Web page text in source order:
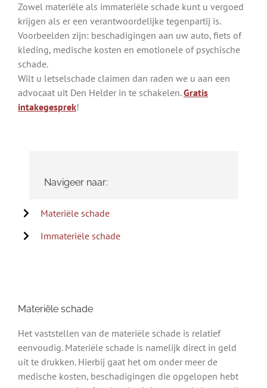
Zowel materiële als immateriële schade kunt u vergoed
krijgen als er een verantwoordelijke tegenpartij is.
Voorbeelden zijn: beschadigingen aan uw auto, fiets of
kleding, medische kosten en emotionele of psychische
schade.
Wilt u letselschade claimen dan raden we u aan een
advocaat uit Den Helder in te schakelen.Gratis
intakegesprek!
Navigeer naar:
Materiële schade
Immateriële schade
Materiële schade
Het vaststellen van de materiële schade is relatief
eenvoudig. Materiële schade is namelijk direct in geld
uit te drukken. Hierbij gaat het om onder meer de
medische kosten, beschadigingen die opgelopen hebt